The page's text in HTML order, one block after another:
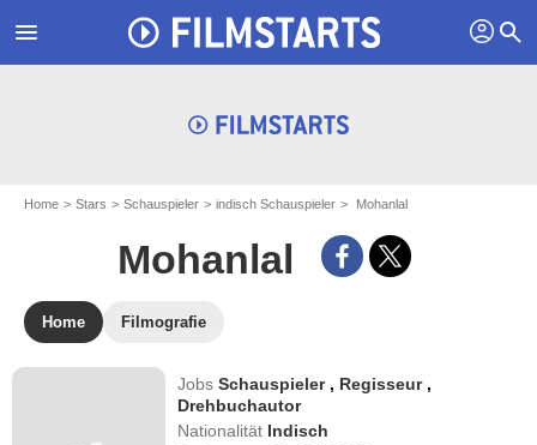
menu profil search
Home Stars Schauspieler indisch Schauspieler Mohanlal
Mohanlal
Home Filmografie
JobsSchauspieler , Regisseur ,
Drehbuchautor
Nationalität Indisch